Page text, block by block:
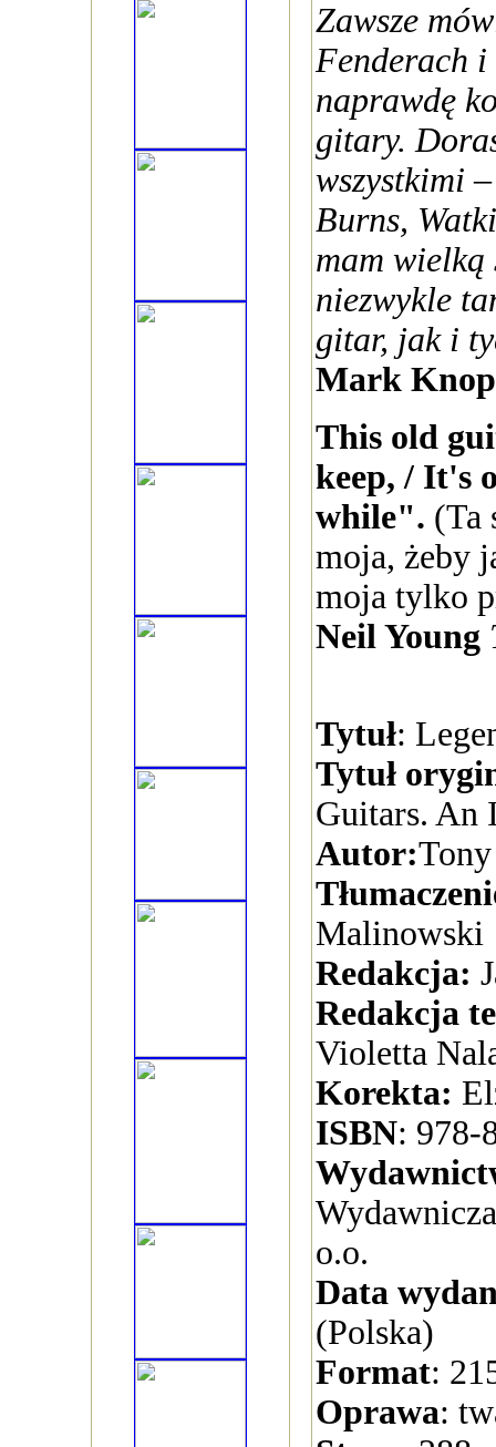
Zawsze
Fenderach
naprawdę
gitary.
wszystkimi
Burns,
mam wielką
niezwykle
gitar, jak i
Mark
This old
keep, / It's
while". (Ta
moja, żeby
moja tylko
Neil Young
Tytuł:
Tytuł
Guitars. An
Autor:
Malinowski
Redakcja:
Redakcja
Violetta
Korekta:
ISBN: 978-
o.o.
Data
(Polska)
Format:
Oprawa: